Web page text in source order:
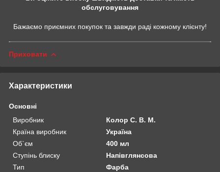
обслуговування
Бажаємо приємних покупок та завжди раді кожному клієнту!
Приховати
Характеристики
Основні
Виробник
Колор С. В. М.
Країна виробник
Україна
Об`єм
400 мл
Ступінь блиску
Напівглянсова
Тип
Фарба